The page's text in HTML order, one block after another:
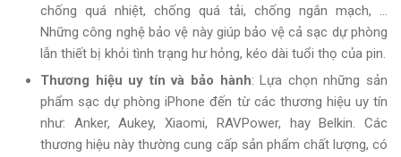
chống quá nhiệt, chống quá tải, chống ngắn mạch, …
Những công nghệ bảo vệ này giúp bảo vệ cả sạc dự phòng
lẫn thiết bị khỏi tình trạng hư hỏng, kéo dài tuổi thọ của pin.
Thương hiệu uy tín và bảo hành: Lựa chọn những sản
phẩm sạc dự phòng iPhone đến từ các thương hiệu uy tín
như: Anker, Aukey, Xiaomi, RAVPower, hay Belkin. Các
thương hiệu này thường cung cấp sản phẩm chất lượng, có